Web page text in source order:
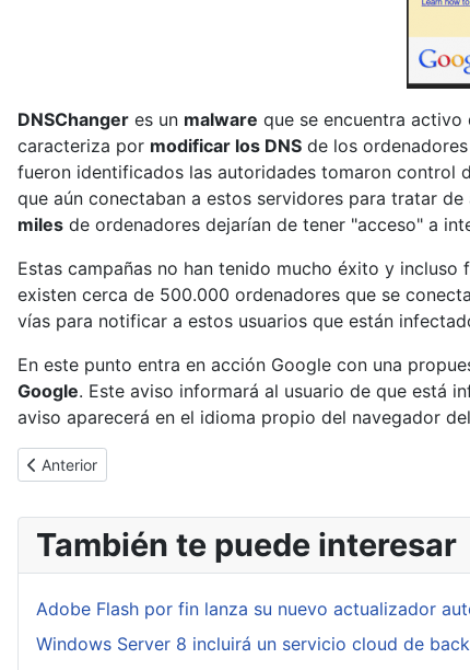
DNSChanger es un malware que se encuentra
caracteriza por modificar los DNS de los
fueron identificados las autoridades tomaron control
que aún conectaban a estos servidores para tratar
miles de ordenadores dejarían de tener "acceso" a
Estas campañas no han tenido mucho éxito y
existen cerca de 500.000 ordenadores que se
vías para notificar a estos usuarios que están
En este punto entra en acción Google con una
Google. Este aviso informará al usuario de que está
aviso aparecerá en el idioma propio del navegador
Artículo anterior: Windows 8 Release Preview
Anterior
También te puede interesar
Adobe Flash por fin lanza su nuevo actualizador
Windows Server 8 incluirá un servicio cloud de